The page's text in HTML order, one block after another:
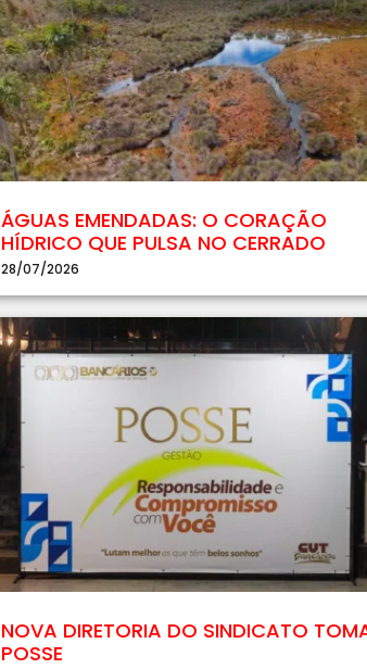
ÁGUAS EMENDADAS: O CORAÇÃO
HÍDRICO QUE PULSA NO CERRADO
28/07/2026
NOVA DIRETORIA DO SINDICATO
POSSE